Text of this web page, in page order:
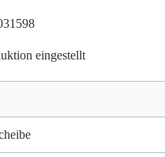
eingestellt